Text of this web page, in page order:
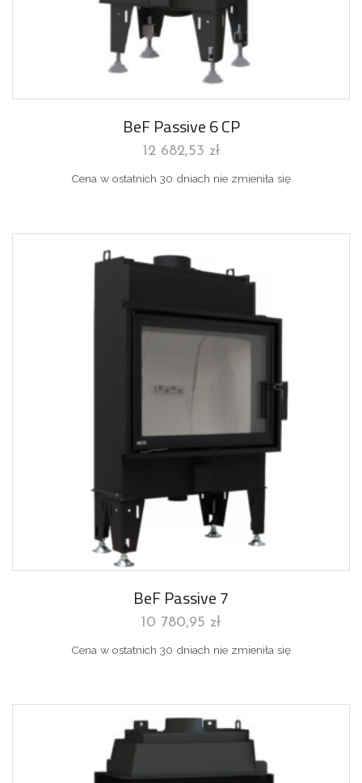
BeF Passive 6 CP
12 682,53 zł
Cena w ostatnich 30 dniach nie zmieniła się
BeF Passive 7
10 780,95 zł
Cena w ostatnich 30 dniach nie zmieniła się